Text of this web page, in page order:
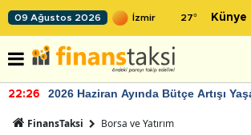
09 Ağustos 2026 27° Künye
22:26 2026 Haziran Ayında Bütçe Artışı
FinansTaksi Borsa ve Yatırım